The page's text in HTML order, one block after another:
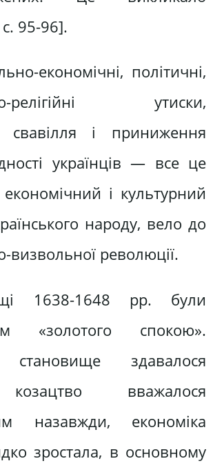
95-96].
економічні, політичні,
релігійні утиски,
свавілля і приниження
українців — все це
і культурний
народу, вело до
визвольної революції.
1638-1648 pp. були
«золотого спокою».
становище здавалося
вважалося
назавжди, економіка
зростала, в основному